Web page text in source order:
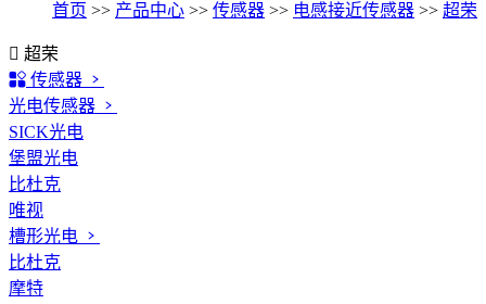
首页 >> 产品中心 >> 传感器 >> 电感接近传感器 >> 超荣
超荣
传感器
光电传感器
SICK光电
堡盟光电
比杜克
唯视
槽形光电
比杜克
摩特